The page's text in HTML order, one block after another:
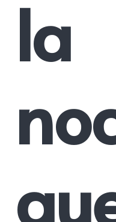
la